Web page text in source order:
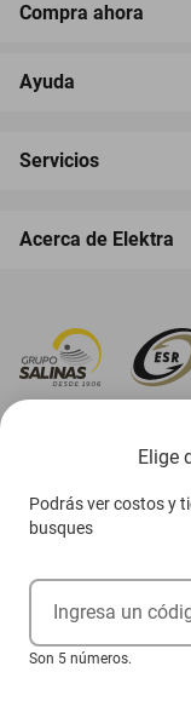
Elige
Podrás ver costos y
busques
Ingresa un
Son 5 números.
Compra ahora
Ayuda
Servicios
Acerca de Elektra
Ejerce tus derechos ARCO
Condiciones Venta